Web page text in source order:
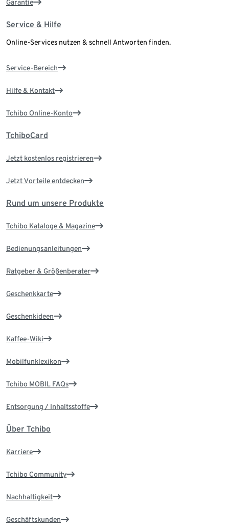
Garantie
Service & Hilfe
Online-Services nutzen & schnell Antworten finden.
Service-Bereich
Hilfe & Kontakt
Tchibo Online-Konto
TchiboCard
Jetzt kostenlos registrieren
Jetzt Vorteile entdecken
Rund um unsere Produkte
Tchibo Kataloge & Magazine
Bedienungsanleitungen
Ratgeber & Größenberater
Geschenkkarte
Geschenkideen
Kaffee-Wiki
Mobilfunklexikon
Tchibo MOBIL FAQs
Entsorgung / Inhaltsstoffe
Über Tchibo
Karriere
Tchibo Community
Nachhaltigkeit
Geschäftskunden